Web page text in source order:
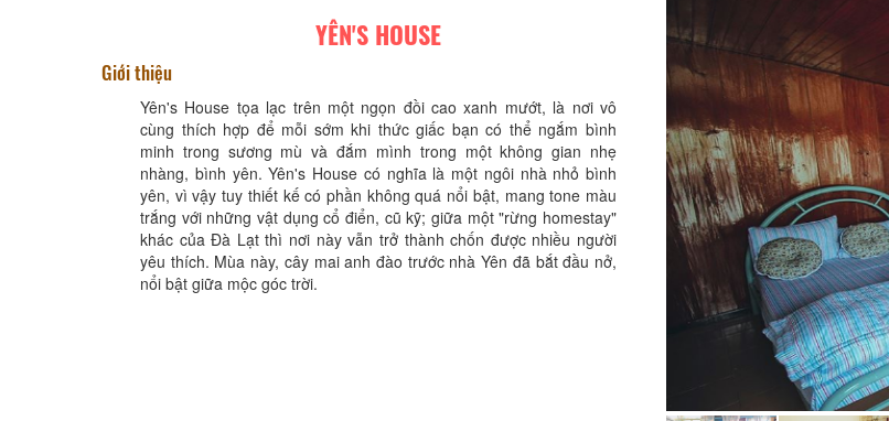
YÊN'S HOUSE
Giới thiệu
Yên's House tọa lạc trên một ngọn đồi cao xanh mướt, là nơi vô
cùng thích hợp để mỗi sớm khi thức giấc bạn có thể ngắm bình
minh trong sương mù và đắm mình trong một không gian nhẹ
nhàng, bình yên. Yên's House có nghĩa là một ngôi nhà nhỏ bình
yên, vì vậy tuy thiết kế có phần không quá nổi bật, mang tone màu
trắng với những vật dụng cổ điển, cũ kỹ; giữa một "rừng homestay"
khác của Đà Lạt thì nơi này vẫn trở thành chốn được nhiều người
yêu thích. Mùa này, cây mai anh đào trước nhà Yên đã bắt đầu nở,
nổi bật giữa mộc góc trời.